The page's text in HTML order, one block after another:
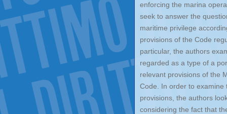
enforcing the marina
seek to answer the
maritime privilege
provisions of the Code
particular, the authors
regarded as a type of a
relevant provisions of the
Code. In order to
provisions, the authors
considering the fact that